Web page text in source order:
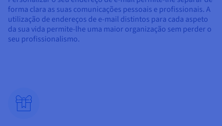
forma clara as suas comunicações pessoais e profissionais. A
utilização de endereços de e-mail distintos para cada aspeto
da sua vida permite-lhe uma maior organização sem perder o
seu profissionalismo.